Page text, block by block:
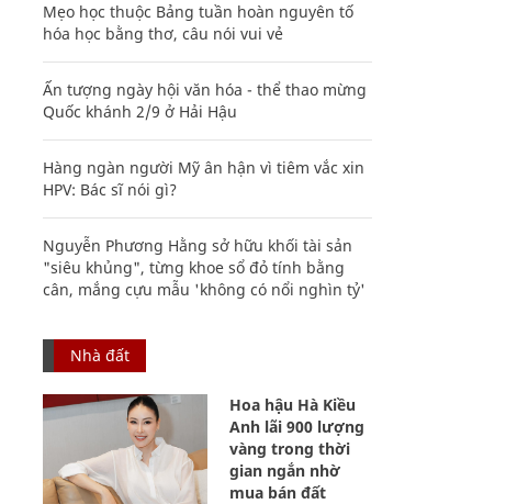
Mẹo học thuộc Bảng tuần hoàn nguyên tố
hóa học bằng thơ, câu nói vui vẻ
Ấn tượng ngày hội văn hóa - thể thao mừng
Quốc khánh 2/9 ở Hải Hậu
Hàng ngàn người Mỹ ân hận vì tiêm vắc xin
HPV: Bác sĩ nói gì?
Nguyễn Phương Hằng sở hữu khối tài sản
"siêu khủng", từng khoe sổ đỏ tính bằng
cân, mắng cựu mẫu 'không có nổi nghìn tỷ'
Nhà đất
Hoa hậu Hà Kiều
Anh lãi 900 lượng
vàng trong thời
gian ngắn nhờ
mua bán đất